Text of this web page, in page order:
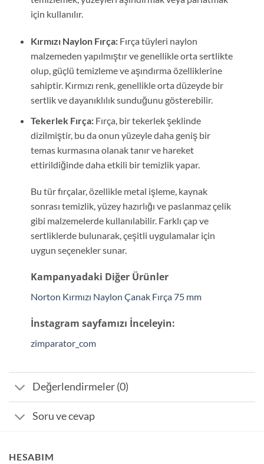
için kullanılır.
Kırmızı Naylon Fırça:Fırça tüyleri naylon
malzemeden yapılmıştır ve genellikle orta sertlikte
olup, güçlü temizleme ve aşındırma özelliklerine
sahiptir. Kırmızı renk, genellikle orta düzeyde bir
sertlik ve dayanıklılık sunduğunu gösterebilir.
Tekerlek Fırça:Fırça, bir tekerlek şeklinde
dizilmiştir, bu da onun yüzeyle daha geniş bir
temas kurmasına olanak tanır ve hareket
ettirildiğinde daha etkili bir temizlik yapar.
Bu tür fırçalar, özellikle metal işleme, kaynak
sonrası temizlik, yüzey hazırlığı ve paslanmaz çelik
gibi malzemelerde kullanılabilir. Farklı çap ve
sertliklerde bulunarak, çeşitli uygulamalar için
uygun seçenekler sunar.
Kampanyadaki Diğer Ürünler
Norton Kırmızı Naylon Çanak Fırça 75 mm
İnstagram sayfamızı İnceleyin:
zimparator_com
Değerlendirmeler (0)
Soru ve cevap
HESABIM